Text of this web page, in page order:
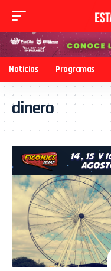
Noticias Programas
dinero